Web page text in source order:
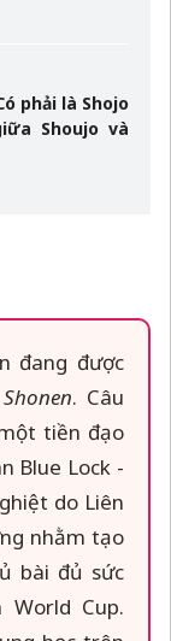
phải là Shojo
Shoujo và
đang được
. Câu
tiền đạo
Blue Lock -
do Liên
nhằm tạo
bài đủ sức
Cup.